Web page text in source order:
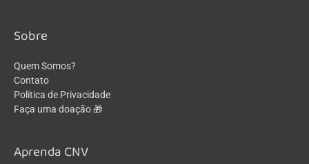
Sobre
Quem Somos?
Contato
Política de Privacidade
Faça uma doação 🎁
Aprenda CNV